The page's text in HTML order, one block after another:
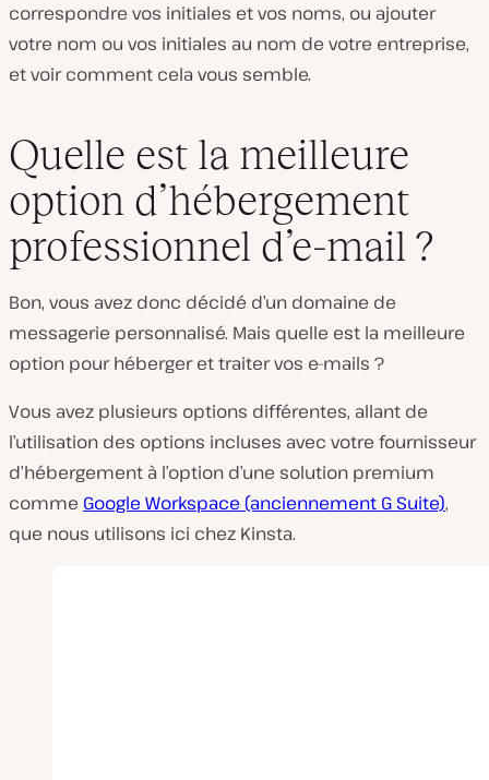
correspondre vos initiales et vos noms, ou ajouter
votre nom ou vos initiales au nom de votre entreprise,
et voir comment cela vous semble.
Quelle est la meilleure
option d’hébergement
professionnel d’e-mail ?
Bon, vous avez donc décidé d’un domaine de
messagerie personnalisé. Mais quelle est la meilleure
option pour héberger et traiter vos e-mails ?
Vous avez plusieurs options différentes, allant de
l’utilisation des options incluses avec votre fournisseur
d’hébergement à l’option d’une solution premium
comme Google Workspace (anciennement G Suite),
que nous utilisons ici chez Kinsta.